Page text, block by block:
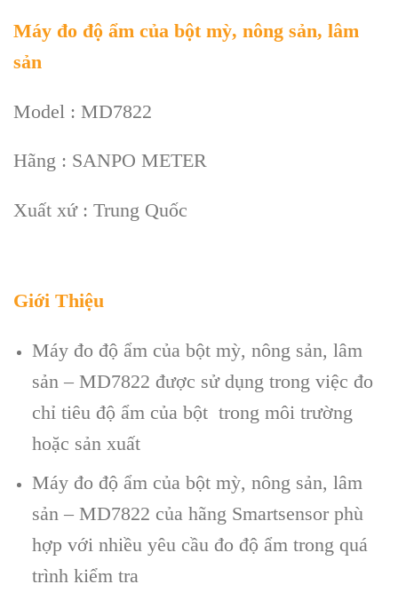
Máy đo độ ẩm của bột mỳ, nông sản, lâm
sản
Model : MD7822
Hãng : SANPO METER
Xuất xứ : Trung Quốc
Giới Thiệu
Máy đo độ ẩm của bột mỳ, nông sản, lâm
sản – MD7822 được sử dụng trong việc đo
chỉ tiêu độ ẩm của bột trong môi trường
hoặc sản xuất
Máy đo độ ẩm của bột mỳ, nông sản, lâm
sản – MD7822 của hãng Smartsensor phù
hợp với nhiều yêu cầu đo độ ẩm trong quá
trình kiểm tra